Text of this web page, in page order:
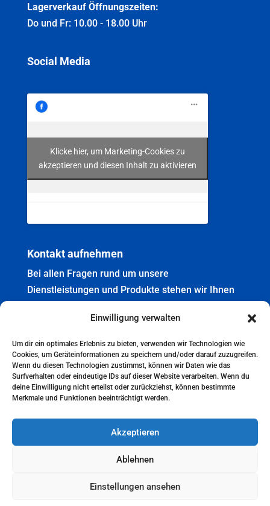
Einwilligung verwalten
Um dir ein optimales Erlebnis zu bieten, verwenden wir Technologien wie
Cookies, um Geräteinformationen zu speichern und/oder darauf zuzugreifen.
Wenn du diesen Technologien zustimmst, können wir Daten wie das
Surfverhalten oder eindeutige IDs auf dieser Website verarbeiten. Wenn du
deine Einwilligung nicht erteilst oder zurückziehst, können bestimmte
Merkmale und Funktionen beeinträchtigt werden.
Akzeptieren
Ablehnen
Einstellungen ansehen
Lagerverkauf Öffnungszeiten:
Do und Fr: 10.00 - 18.00 Uhr
Social Media
Klicke hier, um Marketing-Cookies zu
akzeptieren und diesen Inhalt zu aktivieren
Kontakt aufnehmen
Bei allen Fragen rund um unsere
Dienstleistungen und Produkte stehen wir Ihnen
Kontaktformular, um mit uns in Kontakt zu treten.
Wir freuen uns auf Ihre Nachricht.
Jetzt Kontakt aufnehmenWeitere Informationen
Impressum
Cookie Policy (EU)